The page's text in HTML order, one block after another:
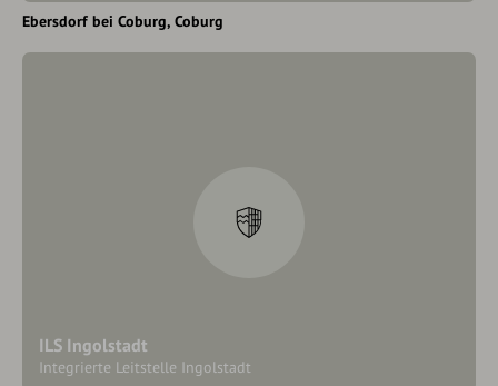
Ebersdorf bei Coburg Coburg
ILS Ingolstadt
Integrierte Leitstelle Ingolstadt